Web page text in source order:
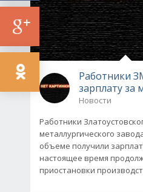
Работники
зарплату за
Новости
Работники
металлургического
объеме получили
настоящее время
приостановки